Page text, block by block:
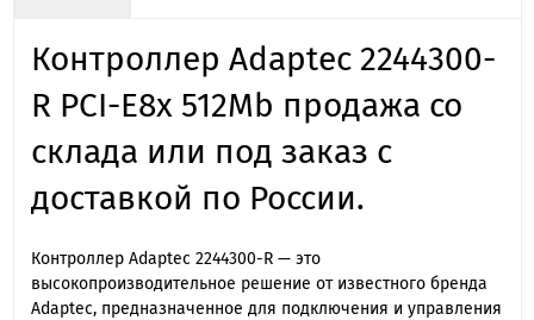
Контроллер Adaptec 2244300-
R PCI-E8x 512Mb продажа со
склада или под заказ с
доставкой по России.
Контроллер Adaptec 2244300-R — это
высокопроизводительное решение от известного бренда
Adaptec, предназначенное для подключения и управления